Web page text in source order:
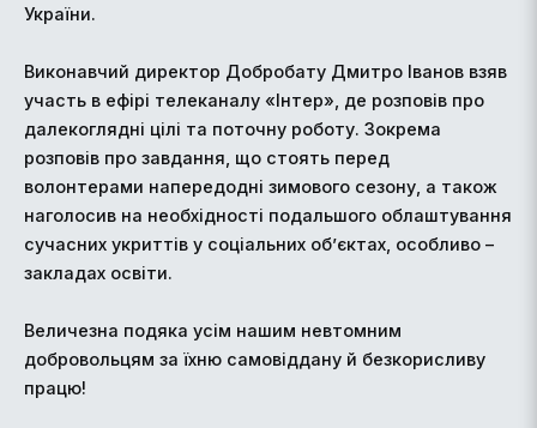
України.
Виконавчий директор Добробату Дмитро Іванов взяв
участь в ефірі телеканалу «Інтер», де розповів про
далекоглядні цілі та поточну роботу. Зокрема
розповів про завдання, що стоять перед
волонтерами напередодні зимового сезону, а також
наголосив на необхідності подальшого облаштування
сучасних укриттів у соціальних об’єктах, особливо –
закладах освіти.
Величезна подяка усім нашим невтомним
добровольцям за їхню самовіддану й безкорисливу
працю!